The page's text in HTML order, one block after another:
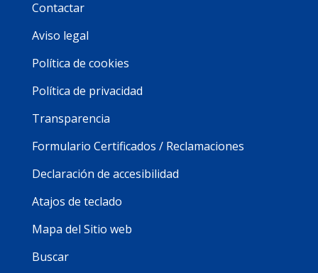
Contactar
Aviso legal
Política de cookies
Política de privacidad
Transparencia
Formulario Certificados / Reclamaciones
Declaración de accesibilidad
Atajos de teclado
Mapa del Sitio web
Buscar